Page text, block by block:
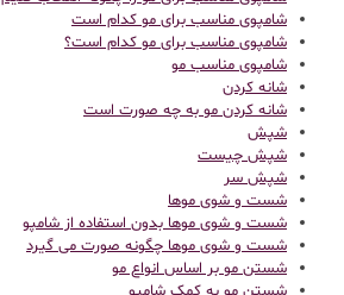
شامپوی مناسب برای مو کدام است
شامپوی مناسب برای مو کدام است؟
شامپوی مناسب مو
شانه کردن
شانه کردن مو به چه صورت است
شپش
شپش چیست
شپش سر
شست و شوی موها
شست و شوی موها بدون استفاده از شامپو
شست و شوی موها چگونه صورت می گیرد
شستن مو بر اساس انواع مو